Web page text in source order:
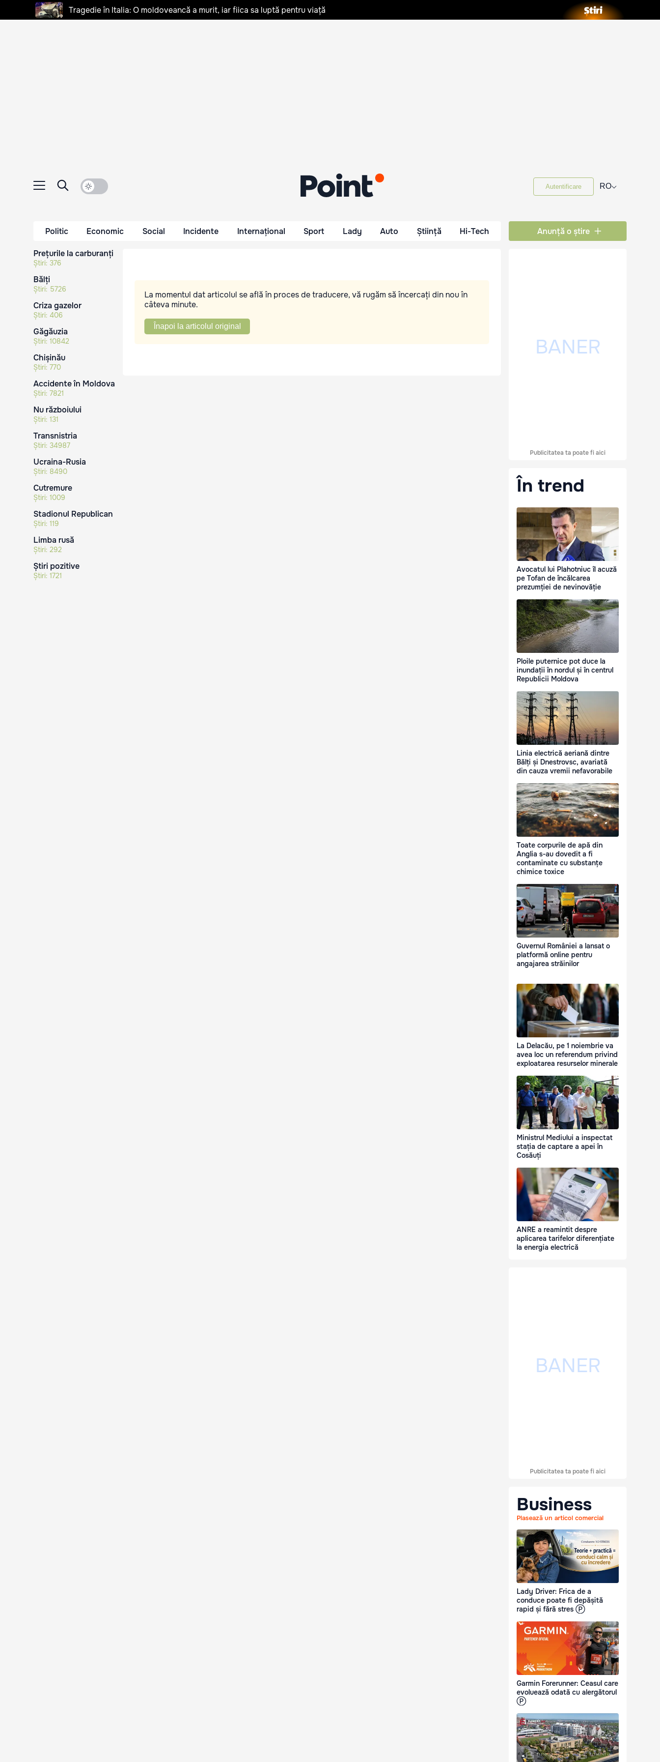
Tragedie în Italia: O moldoveancă a murit, iar fiica sa luptă pentru viață
Autentificare RO⌵
Politic Economic Social Incidente Internațional Sport Lady Auto Știință Hi-Tech Anunță o știre
Prețurile la carburanți
Știri: 376
Bălți
Știri: 5726
Criza gazelor
Știri: 406
Găgăuzia
Știri: 10842
Chișinău
Știri: 770
Accidente în Moldova
Știri: 7821
Nu războiului
Știri: 131
Transnistria
Știri: 34987
Ucraina-Rusia
Știri: 8490
Cutremure
Știri: 1009
Stadionul Republican
Știri: 119
Limba rusă
Știri: 292
Știri pozitive
Știri: 1721
La momentul dat articolul se află în proces de traducere, vă rugăm să încercați din nou în
câteva minute.
Înapoi la articolul original
Publicitatea ta poate fi aici
În trend
Avocatul lui Plahotniuc îl acuză
pe Tofan de încălcarea
prezumției de nevinovăție
Ploile puternice pot duce la
inundații în nordul și în centrul
Republicii Moldova
Linia electrică aeriană dintre
Bălți și Dnestrovsc, avariată
din cauza vremii nefavorabile
Toate corpurile de apă din
Anglia s-au dovedit a fi
contaminate cu substanțe
chimice toxice
Guvernul României a lansat o
platformă online pentru
angajarea străinilor
La Delacău, pe 1 noiembrie va
avea loc un referendum privind
exploatarea resurselor minerale
Ministrul Mediului a inspectat
stația de captare a apei în
Cosăuți
ANRE a reamintit despre
aplicarea tarifelor diferențiate
la energia electrică
Publicitatea ta poate fi aici
Business
Plasează un articol comercial
Lady Driver: Frica de a
conduce poate fi depășită
rapid și fără stres Ⓟ
Garmin Forerunner: Ceasul care
evoluează odată cu alergătorul
Ⓟ